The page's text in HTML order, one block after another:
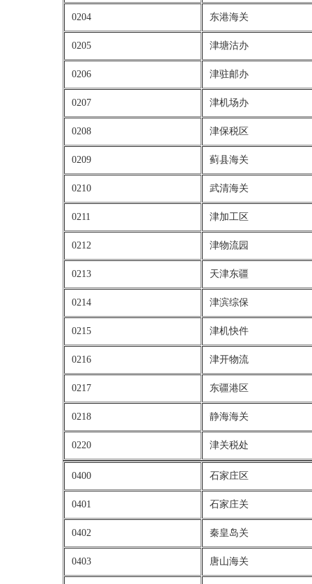
0204 东港海关
0205 津塘沽办
0206 津驻邮办
0207 津机场办
0208 津保税区
0209 蓟县海关
0210 武清海关
0211 津加工区
0212 津物流园
0213 天津东疆
0214 津滨综保
0215 津机快件
0216 津开物流
0217 东疆港区
0218 静海海关
0220 津关税处
0400 石家庄区
0401 石家庄关
0402 秦皇岛关
0403 唐山海关